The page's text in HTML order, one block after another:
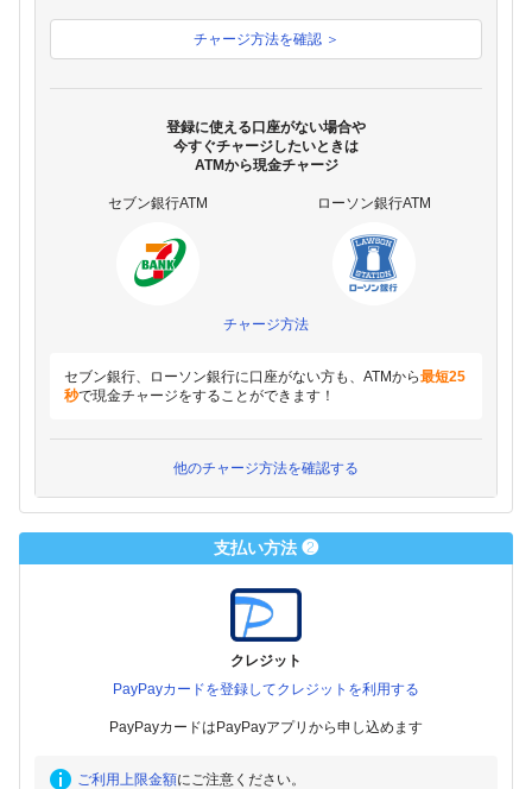
チャージ方法を確認 ＞
登録に使える口座がない場合や
今すぐチャージしたいときは
ATMから現金チャージ
セブン銀行ATM ローソン銀行ATM
チャージ方法
セブン銀行、ローソン銀行に口座がない方も、ATMから最短25
秒で現金チャージをすることができます！
他のチャージ方法を確認する
支払い方法 ❷
クレジット
PayPayカードを登録してクレジットを利用する
PayPayカードはPayPayアプリから申し込めます
ご利用上限金額にご注意ください。